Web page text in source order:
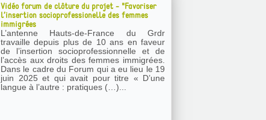
Vidéo forum de clôture du projet - "Favoriser
l’insertion socioprofessionelle des femmes
immigrées
L’antenne Hauts-de-France du Grdr
travaille depuis plus de 10 ans en faveur
de l’insertion socioprofessionnelle et de
l’accès aux droits des femmes immigrées.
Dans le cadre du Forum qui a eu lieu le 19
juin 2025 et qui avait pour titre « D’une
langue à l’autre : pratiques (…)...